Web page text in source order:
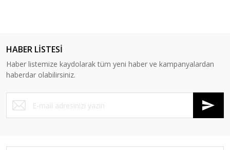
HABER LİSTESİ
Haber listemize kaydolarak tüm yeni haber ve kampanyalardan
haberdar olabilirsiniz.